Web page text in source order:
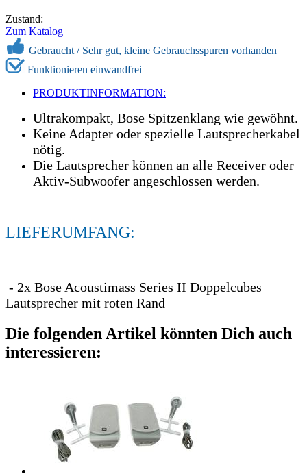
Zustand:
Zum Katalog
Gebraucht / Sehr gut, kleine Gebrauchsspuren vorhanden
Funktionieren einwandfrei
PRODUKTINFORMATION:
Ultrakompakt, Bose Spitzenklang wie gewöhnt.
Keine Adapter oder spezielle Lautsprecherkabel
nötig.
Die Lautsprecher können an alle Receiver oder
Aktiv-Subwoofer angeschlossen werden.
LIEFERUMFANG:
- 2x Bose Acoustimass Series II Doppelcubes
Lautsprecher mit roten Rand
Die folgenden Artikel könnten Dich auch
interessieren: